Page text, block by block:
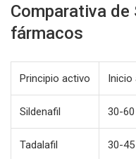
Comparativa
fármacos
Principio activo Inicio
Sildenafil 30-
Tadalafil 30-